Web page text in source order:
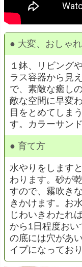
● 大変、おしゃ
１鉢、リビング
ラス容器から見
で、素敵な癒し
敵な空間に早変
目をとめてしま
す。カラーサン
● 育て方
水やりをします
わります。砂が
すので、霧吹き
きかけます。お
じわいきわたれ
から1日程度お
の底には穴があ
イプになっており